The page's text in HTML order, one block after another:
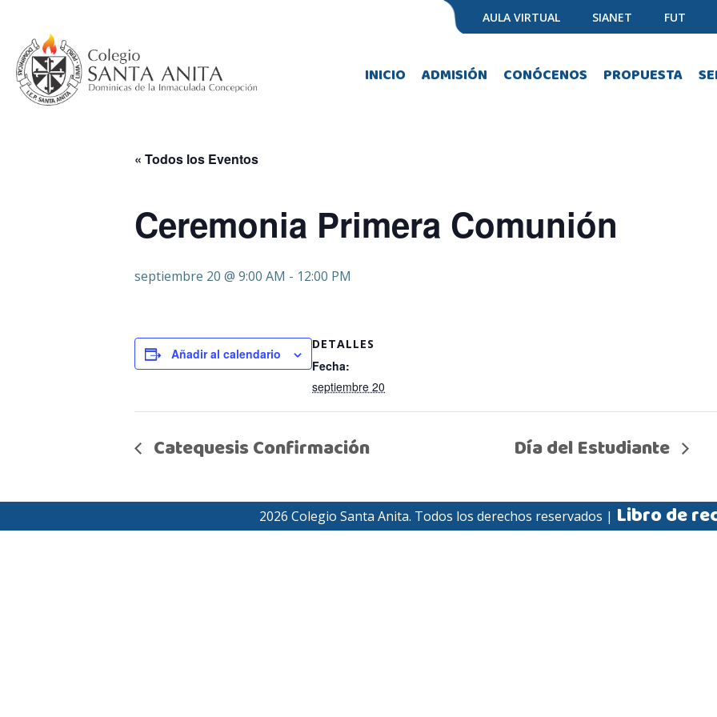
contenido
AULA VIRTUAL SIANET FUT
INICIO ADMISIÓN CONÓCENOS PROPUESTA
« Todos los Eventos
Ceremonia Primera Comunión
septiembre 20 @ 9:00 AM - 12:00 PM
Añadir al calendario
DETALLES
Fecha:
septiembre 20
Catequesis Confirmación Día del Estudiante
2026 Colegio Santa Anita. Todos los derechos reservados | Libro de